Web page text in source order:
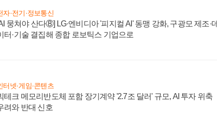
자·전기·정보통신
뭉쳐야 산다⑧] LG·엔비디아 '피지컬 AI' 동맹 강화, 구광모 제조·데
터·기술 결집해 종합 로보틱스 기업으로
터넷·게임·콘텐츠
테크 메모리반도체 포함 장기계약 '2.7조 달러' 규모, AI 투자 위축
려와 반대 신호